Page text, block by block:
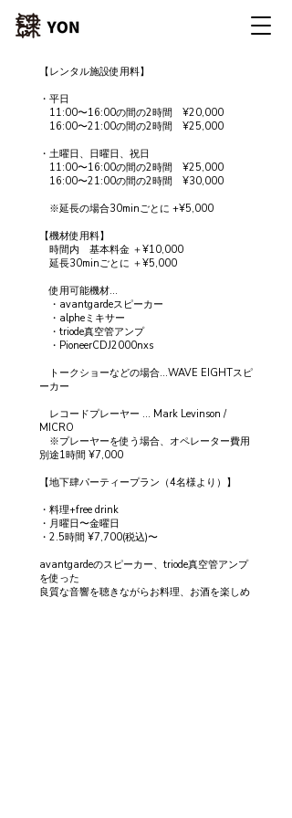
【レンタル施設使用料】
・平日
11:00〜16:00の間の2時間 ¥20,000
16:00〜21:00の間の2時間 ¥25,000
・土曜日、日曜日、祝日
11:00〜16:00の間の2時間 ¥25,000
16:00〜21:00の間の2時間 ¥30,000
※延長の場合30minごとに +¥5,000
【機材使用料】
時間内 基本料金 ＋¥10,000
延長30minごとに ＋¥5,000
使用可能機材…
・avantgardeスピーカー
・alpheミキサー
・triode真空管アンプ
・PioneerCDJ2000nxs
トークショーなどの場合…WAVE EIGHTスピ
ーカー
レコードプレーヤー … Mark Levinson /
MICRO
※プレーヤーを使う場合、オペレーター費用
別途1時間 ¥7,000
【地下肆パーティープラン（4名様より）】
・料理+free drink
・月曜日〜金曜日
・2.5時間 ¥7,700(税込)〜
avantgardeのスピーカー、triode真空管アンプ
を使った
良質な音響を聴きながらお料理、お酒を楽しめ